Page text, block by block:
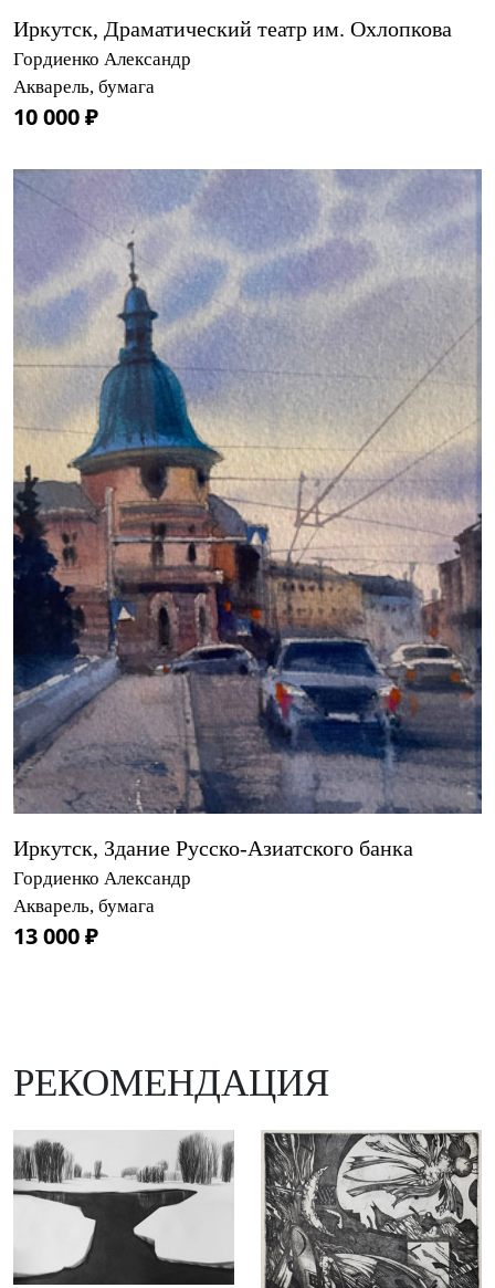
Иркутск, Драматический театр им. Охлопкова
Гордиенко Александр
Акварель, бумага
10 000 ₽
Иркутск, Здание Русско-Азиатского банка
Гордиенко Александр
Акварель, бумага
13 000 ₽
РЕКОМЕНДАЦИЯ